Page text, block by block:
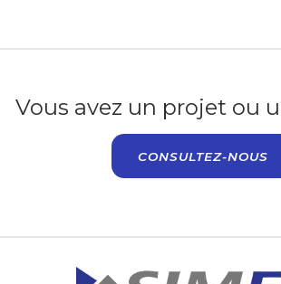
Vous avez un projet ou
CONSULTEZ-NOUS